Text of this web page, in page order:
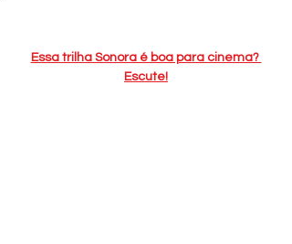
Essa trilha Sonora é boa para cinema?
Escute!